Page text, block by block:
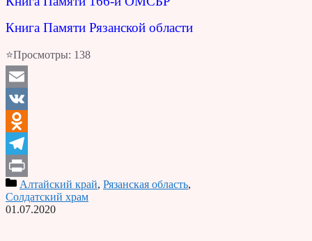
Книга Памяти Рязанской области
⭐Просмотры: 138
Email
VK
Odnoklassniki
Telegram
PrintАлтайский край, Рязанская область,
Солдатский храм
01.07.2020